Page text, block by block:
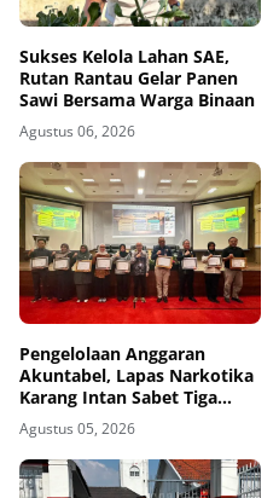
Sukses Kelola Lahan SAE,
Rutan Rantau Gelar Panen
Sawi Bersama Warga Binaan
Agustus 06, 2026
Pengelolaan Anggaran
Akuntabel, Lapas Narkotika
Karang Intan Sabet Tiga
Penghargaan KPPN
Banjarmasin
Agustus 05, 2026